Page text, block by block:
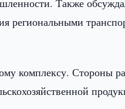
Также
региональными
комплексу. Стороны